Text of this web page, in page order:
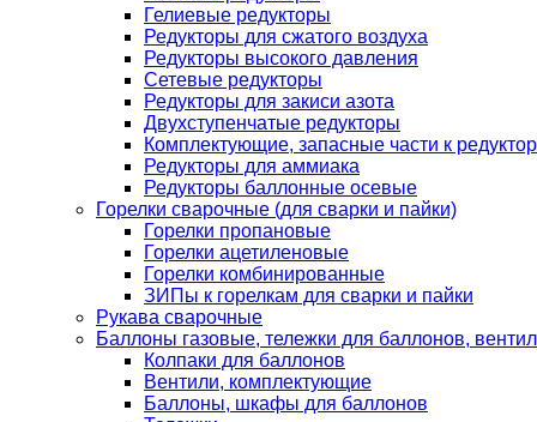
Гелиевые редукторы
Редукторы для сжатого воздуха
Редукторы высокого давления
Сетевые редукторы
Редукторы для закиси азота
Двухступенчатые редукторы
Комплектующие, запасные части к
Редукторы для аммиака
Редукторы баллонные осевые
Горелки сварочные (для сварки и пайки)
Горелки пропановые
Горелки ацетиленовые
Горелки комбинированные
ЗИПы к горелкам для сварки и пайки
Рукава сварочные
Баллоны газовые, тележки для баллонов,
Колпаки для баллонов
Вентили, комплектующие
Баллоны, шкафы для баллонов